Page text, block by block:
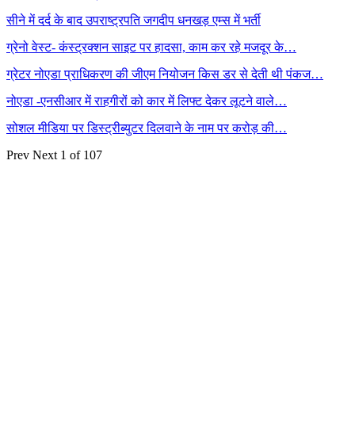
सीने में दर्द के बाद उपराष्ट्रपति जगदीप धनखड़ एम्स में भर्ती
ग्रेनो वेस्ट- कंस्ट्रक्शन साइट पर हादसा, काम कर रहे मजदूर के…
ग्रेटर नोएडा प्राधिकरण की जीएम नियोजन किस डर से देती थी पंकज…
नोएडा -एनसीआर में राहगीरों को कार में लिफ्ट देकर लूटने वाले…
सोशल मीडिया पर डिस्ट्रीब्युटर दिलवाने के नाम पर करोड़ की…
Prev Next 1 of 107